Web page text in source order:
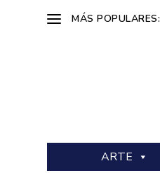
MÁS POPULARES:
ARTE